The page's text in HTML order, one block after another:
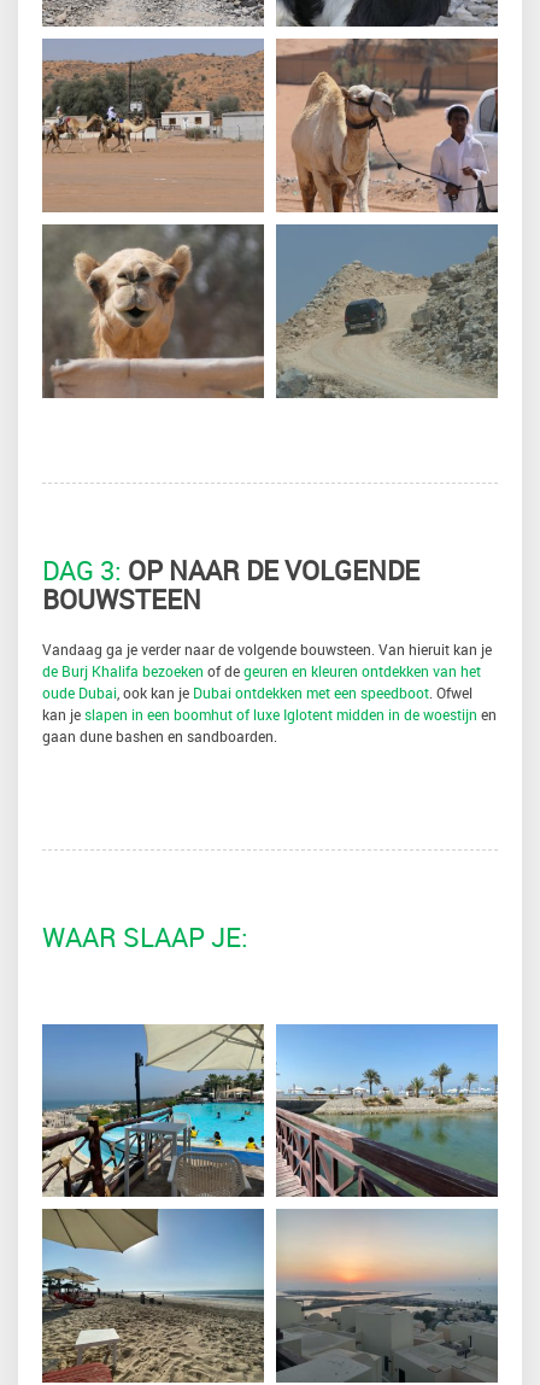
DAG 3: OP NAAR DE VOLGENDE
BOUWSTEEN
Vandaag ga je verder naar de volgende bouwsteen. Van hieruit kan je
de Burj Khalifa bezoeken of degeuren en kleuren ontdekken van het
oude Dubai , ook kan je Dubai ontdekken met een speedboot . Ofwel
kan jeslapen in een boomhut of luxe Iglotent midden in de woestijn en
gaan dune bashen en sandboarden.
WAAR SLAAP JE: